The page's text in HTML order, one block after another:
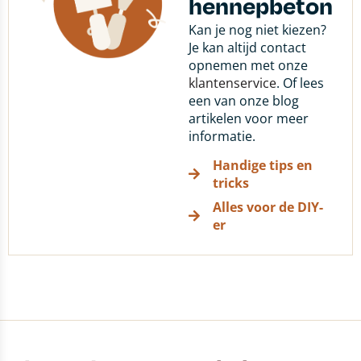
Kan je nog niet kiezen?
Je kan altijd contact
opnemen met onze
klantenservice. Of lees
een van onze blog
artikelen voor meer
informatie.
Handige tips en
tricks
Alles voor de DIY-
er